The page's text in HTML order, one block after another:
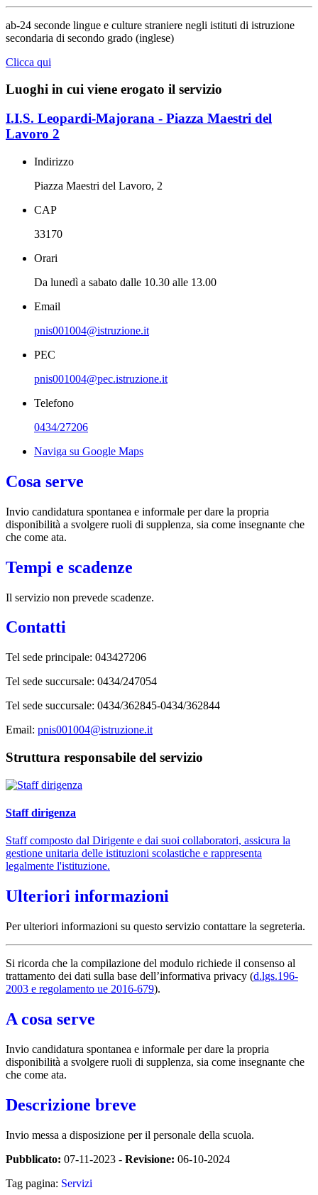
ab-24 seconde lingue e culture straniere negli istituti di istruzione
secondaria di secondo grado (inglese)
Clicca qui
Luoghi in cui viene erogato il servizio
I.I.S. Leopardi-Majorana - Piazza Maestri del
Lavoro 2
Indirizzo
Piazza Maestri del Lavoro, 2
CAP
33170
Orari
Da lunedì a sabato dalle 10.30 alle 13.00
Email
pnis001004@istruzione.it
PEC
pnis001004@pec.istruzione.it
Telefono
0434/27206
Naviga su Google Maps
Cosa serve
Invio candidatura spontanea e informale per dare la propria
disponibilità a svolgere ruoli di supplenza, sia come insegnante che
che come ata.
Tempi e scadenze
Il servizio non prevede scadenze.
Contatti
Tel sede principale: 043427206
Tel sede succursale: 0434/247054
Tel sede succursale: 0434/362845-0434/362844
Email: pnis001004@istruzione.it
Struttura responsabile del servizio
Staff dirigenza
Staff composto dal Dirigente e dai suoi collaboratori, assicura la
gestione unitaria delle istituzioni scolastiche e rappresenta
legalmente l'istituzione.
Ulteriori informazioni
Per ulteriori informazioni su questo servizio contattare la segreteria.
Si ricorda che la compilazione del modulo richiede il consenso al
trattamento dei dati sulla base dell’informativa privacy (d.lgs.196-
2003 e regolamento ue 2016-679).
A cosa serve
Invio candidatura spontanea e informale per dare la propria
disponibilità a svolgere ruoli di supplenza, sia come insegnante che
che come ata.
Descrizione breve
Invio messa a disposizione per il personale della scuola.
Pubblicato: 07-11-2023 - Revisione: 06-10-2024
Tag pagina: Servizi